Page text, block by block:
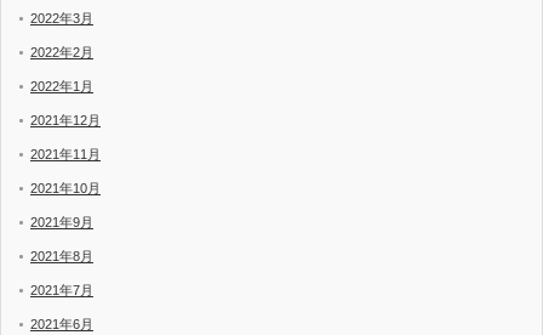
2022年3月
2022年2月
2022年1月
2021年12月
2021年11月
2021年10月
2021年9月
2021年8月
2021年7月
2021年6月